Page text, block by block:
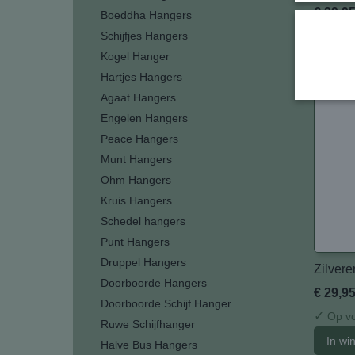
Boeddha Hangers
Schijfjes Hangers
Kogel Hanger
Hartjes Hangers
Agaat Hangers
Engelen Hangers
Peace Hangers
Munt Hangers
Ohm Hangers
Kruis Hangers
Schedel hangers
Punt Hangers
Druppel Hangers
Doorboorde Hangers
Doorboorde Schijf Hanger
Ruwe Schijfhanger
Halve Bus Hangers
€ 29,95
€ 29,95
✓ Op
In